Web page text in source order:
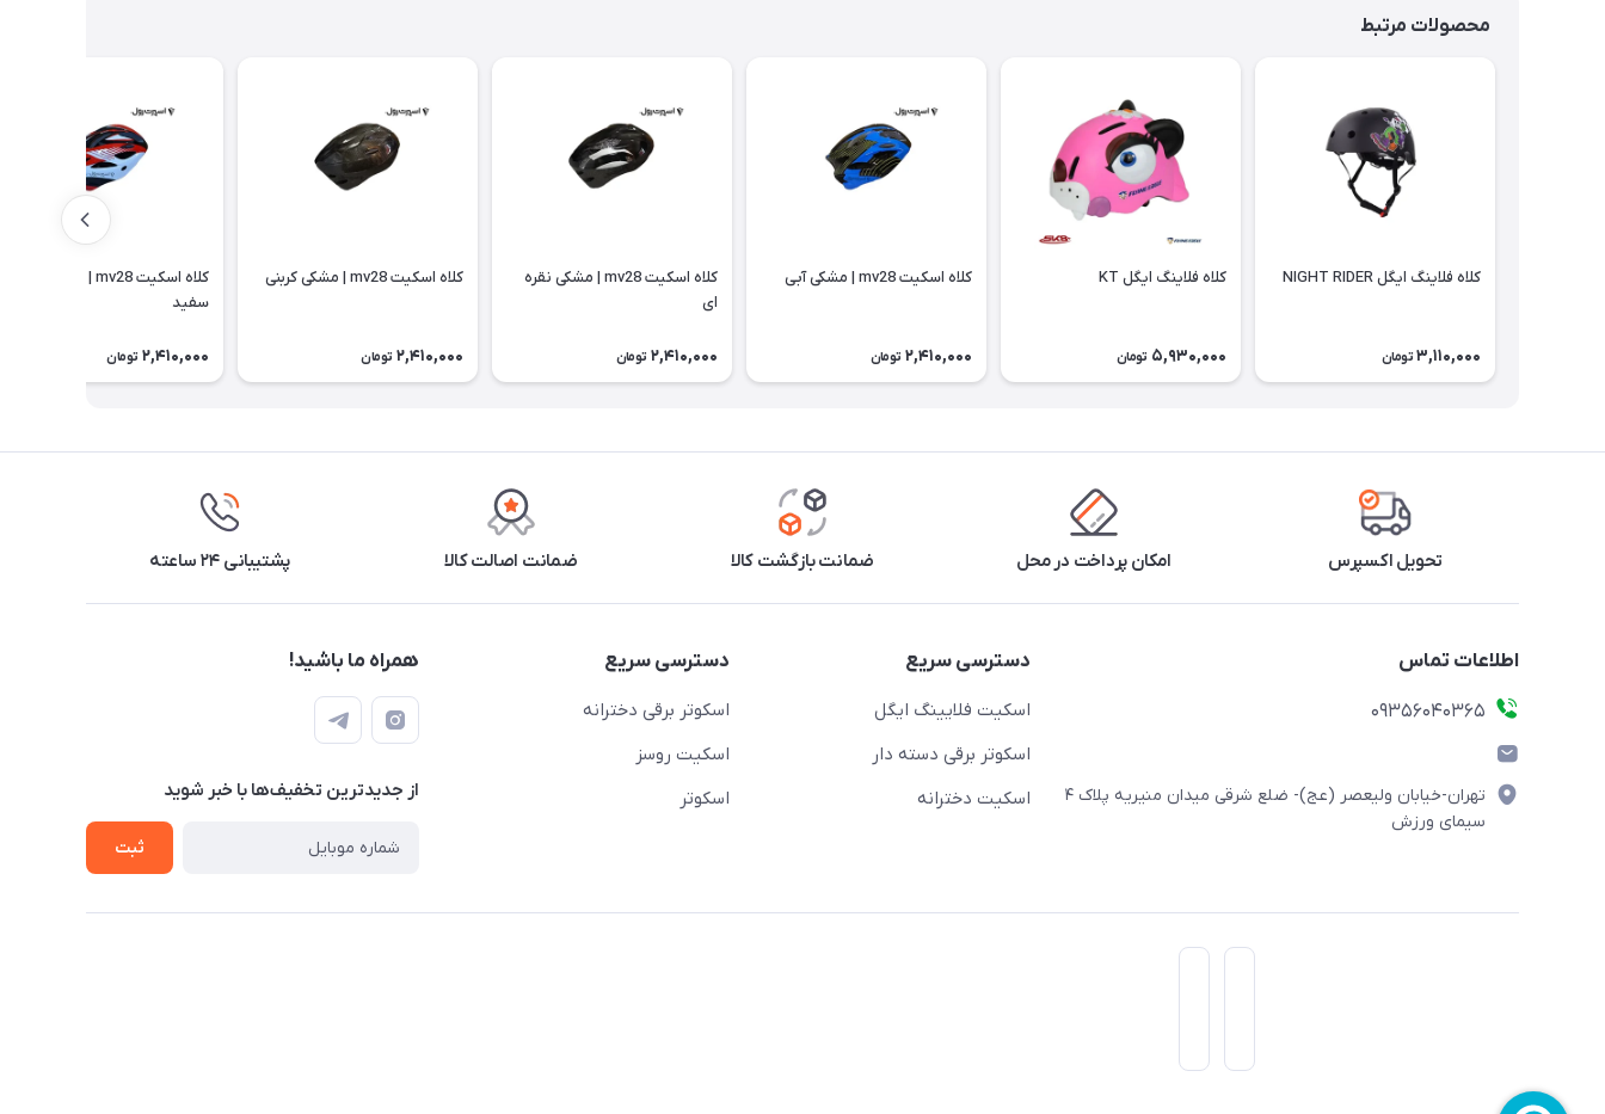
محصولات مرتبط
کلاه فلاينگ ايگل NIGHT RIDER
3,110,000 تومان
کلاه فلاينگ ايگل KT
5,930,000 تومان
كلاه اسكيت mv28 | مشکی آبی
2,410,000 تومان
كلاه اسكيت mv28 | مشکی نقره
ای
2,410,000 تومان
كلاه اسكيت mv28 | مشکی کربنی
2,410,000 تومان
كلاه اسكيت mv28 | مشکی قرمز
سفید
2,410,000 تومان
تحویل اکسپرس امکان پرداخت در محل ضمانت بازگشت کالا ضمانت اصالت کالا پشتیبانی ۲۴ ساعته
اطلاعات تماس
۰۹۳۵۶۰۴۰۳۶۵
تهران-خیابان ولیعصر (عج)- ضلع شرقی میدان منیریه پلاک ۴
سیمای ورزش
دسترسی سریع
اسکیت فلایینگ ایگل
اسکوتر برقی دسته دار
اسکیت دخترانه
دسترسی سریع
اسکوتر برقی دخترانه
اسکیت روسز
اسکوتر
همراه ما باشید!
از جدید‌ترین تخفیف‌ها با‌ خبر شوید
ثبت